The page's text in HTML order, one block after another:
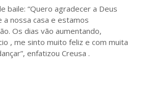
baile: “Quero agradecer a Deus
nossa casa e estamos
Os dias vão aumentando,
, me sinto muito feliz e com muita
enfatizou Creusa .